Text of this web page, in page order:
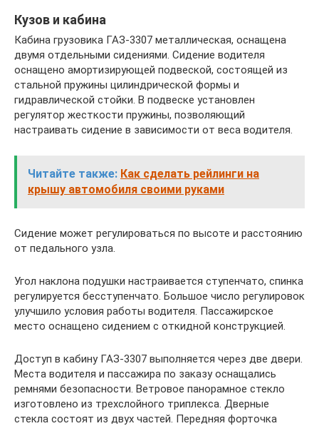
Кузов и кабина
Кабина грузовика ГАЗ-3307 металлическая, оснащена
двумя отдельными сидениями. Сидение водителя
оснащено амортизирующей подвеской, состоящей из
стальной пружины цилиндрической формы и
гидравлической стойки. В подвеске установлен
регулятор жесткости пружины, позволяющий
настраивать сидение в зависимости от веса водителя.
Читайте также: Как сделать рейлинги на
крышу автомобиля своими руками
Сидение может регулироваться по высоте и расстоянию
от педального узла.
Угол наклона подушки настраивается ступенчато, спинка
регулируется бесступенчато. Большое число регулировок
улучшило условия работы водителя. Пассажирское
место оснащено сидением с откидной конструкцией.
Доступ в кабину ГАЗ-3307 выполняется через две двери.
Места водителя и пассажира по заказу оснащались
ремнями безопасности. Ветровое панорамное стекло
изготовлено из трехслойного триплекса. Дверные
стекла состоят из двух частей. Передняя форточка